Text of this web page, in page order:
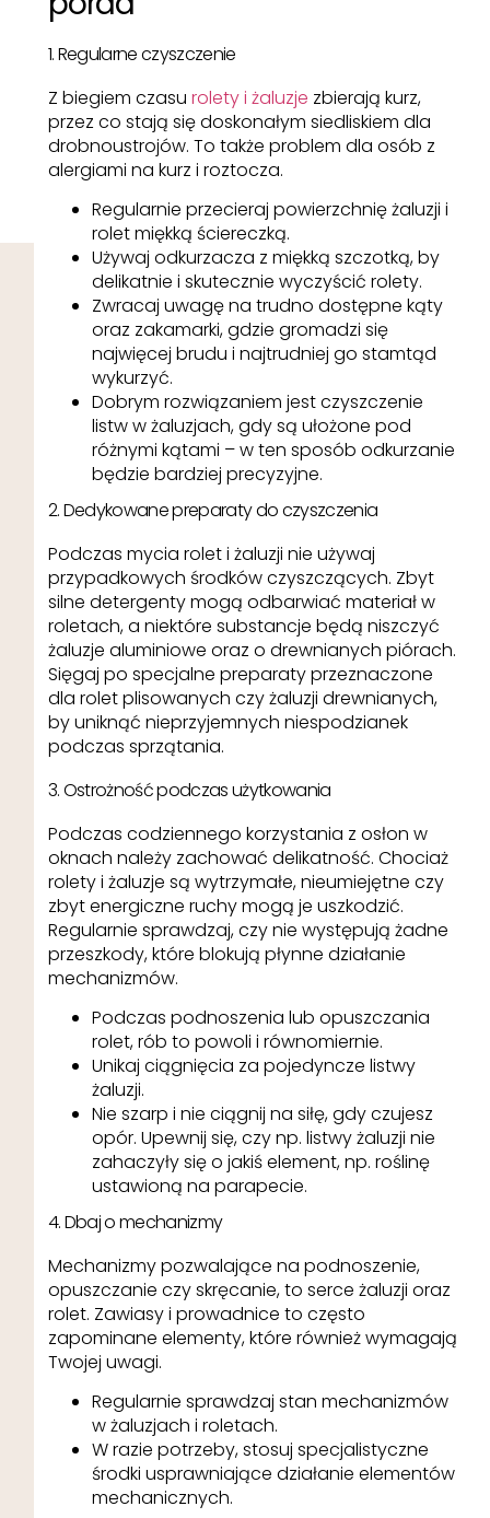
1. Regularne czyszczenie
Z biegiem czasu rolety i żaluzje zbierają kurz,
przez co stają się doskonałym siedliskiem dla
drobnoustrojów. To także problem dla osób z
alergiami na kurz i roztocza.
Regularnie przecieraj powierzchnię żaluzji i
rolet miękką ściereczką.
Używaj odkurzacza z miękką szczotką, by
delikatnie i skutecznie wyczyścić rolety.
Zwracaj uwagę na trudno dostępne kąty
oraz zakamarki, gdzie gromadzi się
najwięcej brudu i najtrudniej go stamtąd
wykurzyć.
Dobrym rozwiązaniem jest czyszczenie
listw w żaluzjach, gdy są ułożone pod
różnymi kątami – w ten sposób odkurzanie
będzie bardziej precyzyjne.
2. Dedykowane preparaty do czyszczenia
Podczas mycia rolet i żaluzji nie używaj
przypadkowych środków czyszczących. Zbyt
silne detergenty mogą odbarwiać materiał w
roletach, a niektóre substancje będą niszczyć
żaluzje aluminiowe oraz o drewnianych piórach.
Sięgaj po specjalne preparaty przeznaczone
dla rolet plisowanych czy żaluzji drewnianych,
by uniknąć nieprzyjemnych niespodzianek
podczas sprzątania.
3. Ostrożność podczas użytkowania
Podczas codziennego korzystania z osłon w
oknach należy zachować delikatność. Chociaż
rolety i żaluzje są wytrzymałe, nieumiejętne czy
zbyt energiczne ruchy mogą je uszkodzić.
Regularnie sprawdzaj, czy nie występują żadne
przeszkody, które blokują płynne działanie
mechanizmów.
Podczas podnoszenia lub opuszczania
rolet, rób to powoli i równomiernie.
Unikaj ciągnięcia za pojedyncze listwy
żaluzji.
Nie szarp i nie ciągnij na siłę, gdy czujesz
opór. Upewnij się, czy np. listwy żaluzji nie
zahaczyły się o jakiś element, np. roślinę
ustawioną na parapecie.
4. Dbaj o mechanizmy
Mechanizmy pozwalające na podnoszenie,
opuszczanie czy skręcanie, to serce żaluzji oraz
rolet. Zawiasy i prowadnice to często
zapominane elementy, które również wymagają
Twojej uwagi.
Regularnie sprawdzaj stan mechanizmów
w żaluzjach i roletach.
W razie potrzeby, stosuj specjalistyczne
środki usprawniające działanie elementów
mechanicznych.